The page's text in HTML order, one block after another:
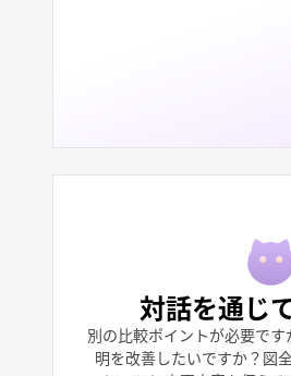
対話を通じ
別の比較ポイントが必要で
明を改善したいですか？図